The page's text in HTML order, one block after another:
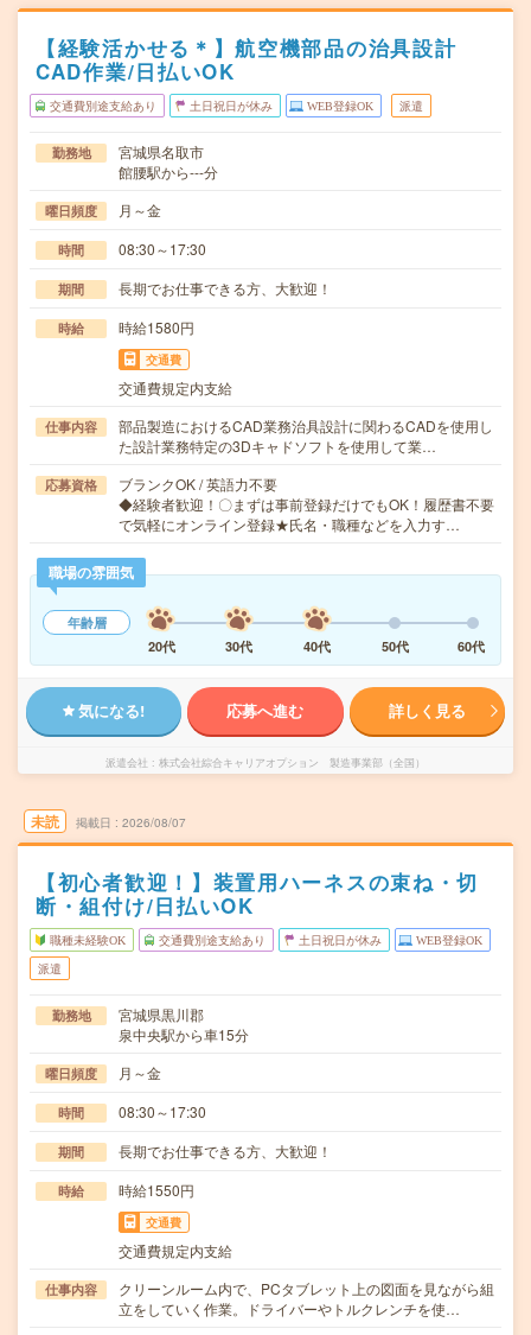
【経験活かせる＊】航空機部品の治具設計
CAD作業/日払いOK
交通費別途支給あり 土日祝日が休み WEB登録OK 派遣
勤務地
宮城県名取市
館腰駅から---分
曜日頻度 月～金
時間 08:30～17:30
期間 長期でお仕事できる方、大歓迎！
時給 時給1580円
交通費
交通費規定内支給
仕事内容
部品製造におけるCAD業務治具設計に関わるCADを使用し
た設計業務特定の3Dキャドソフトを使用して業…
応募資格
ブランクOK / 英語力不要
◆経験者歓迎！〇まずは事前登録だけでもOK！履歴書不要
で気軽にオンライン登録★氏名・職種などを入力す…
職場の雰囲気
年齢層
20代
30代 40代 50代 60代
気になる! 応募へ進む 詳しく見る
派遣会社 株式会社綜合キャリアオプション 製造事業部（全国）
未読 掲載日 2026/08/07
【初心者歓迎！】装置用ハーネスの束ね・切
断・組付け/日払いOK
職種未経験OK 交通費別途支給あり 土日祝日が休み WEB登録OK
派遣
勤務地
宮城県黒川郡
泉中央駅から車15分
曜日頻度 月～金
時間 08:30～17:30
期間 長期でお仕事できる方、大歓迎！
時給 時給1550円
交通費
交通費規定内支給
仕事内容
クリーンルーム内で、PCタブレット上の図面を見ながら組
立をしていく作業。ドライバーやトルクレンチを使…